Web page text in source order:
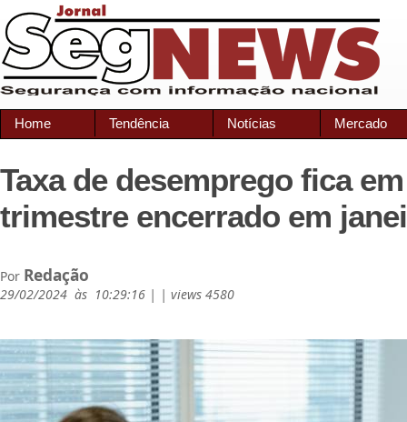
Home Tendência Notícias Mercado
Taxa de desemprego fica
trimestre encerrado em
Por Redação
29/02/2024 às 10:29:16 | | views 4580